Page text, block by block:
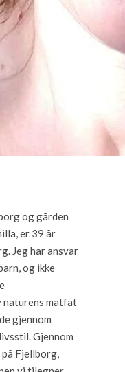
og gården
er 39 år
Jeg har ansvar
og ikke
naturens matfat
gjennom
Gjennom
Fjellborg,